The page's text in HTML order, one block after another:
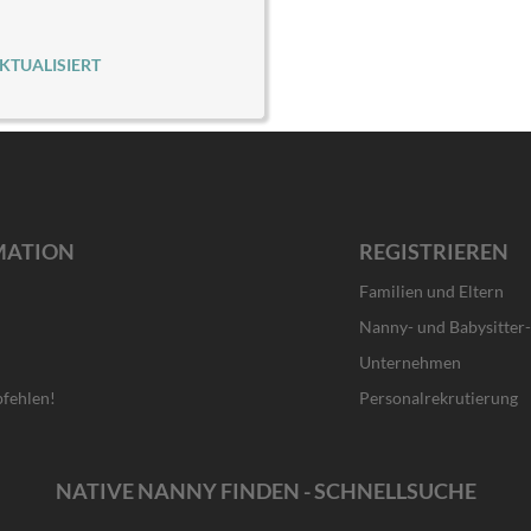
REGISTRIEREN
Familien und Eltern
Nanny- und
Unternehmen
Personalrekrutierung
NATIVE NANNY FINDEN - SCHNELLSUCHE